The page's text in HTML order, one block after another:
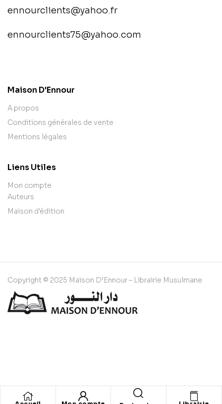
ennourclients@yahoo.fr
ennourclients75@yahoo.com
Maison D'Ennour
A propos
Conditions générales de vente
Mentions légales
Liens Utiles
Mon compte
Auteurs
Maison d'édition
Copyright © 2025 Maison D’Ennour – Librairie Musulmane